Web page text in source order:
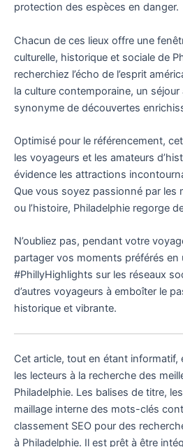
protection des espèces en danger.
Chacun de ces lieux offre une
culturelle, historique et sociale de
recherchiez l’écho de l’esprit
la culture contemporaine, un séjour
synonyme de découvertes
Optimisé pour le référencement,
les voyageurs et les amateurs
évidence les attractions
Que vous soyez passionné par les
ou l’histoire, Philadelphie regorge
N’oubliez pas, pendant votre
partager vos moments préférés en
#PhillyHighlights sur les réseaux
d’autres voyageurs à emboîter le
historique et vibrante.
Cet article, tout en étant informatif,
les lecteurs à la recherche des
Philadelphie. Les balises de titre,
maillage interne des mots-clés
classement SEO pour des
à Philadelphie. Il est prêt à être